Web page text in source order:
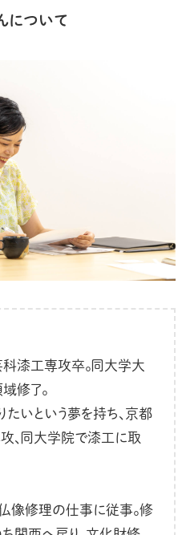
ついて
漆工専攻卒。同大学大
修了。
いという夢を持ち、京都
、同大学院で漆工に取
像修理の仕事に従事。修